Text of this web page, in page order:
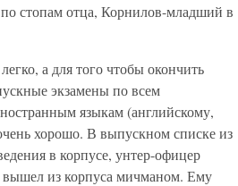
стопам отца, Корнилов-младший в
а для того чтобы окончить
экзамены по всем
языкам (английскому,
хорошо. В выпускном списке из
в корпусе, унтер-офицер
вышел из корпуса мичманом. Ему